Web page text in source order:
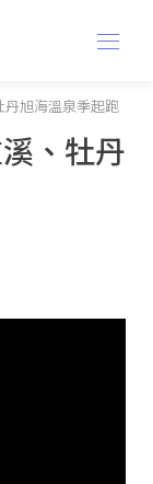
丹旭海溫泉季起跑
、牡丹